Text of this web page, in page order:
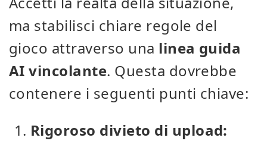
ma stabilisci chiare regole del
gioco attraverso una linea guida
AI vincolante. Questa dovrebbe
contenere i seguenti punti chiave:
Rigoroso divieto di upload: